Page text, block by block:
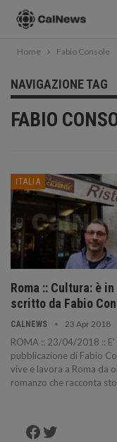
Home Fabio Console
NAVIGAZIONE TAG
FABIO
ITALIA
Roma :: Cultura: è
scritto da Fabio
CALNEWS 23 Apr 2018
ROMA :: 23/04/2018 ::
pubblicazione di Fabio
vive e lavora a Roma da
romanzo che racconta
Facebook
Twitter